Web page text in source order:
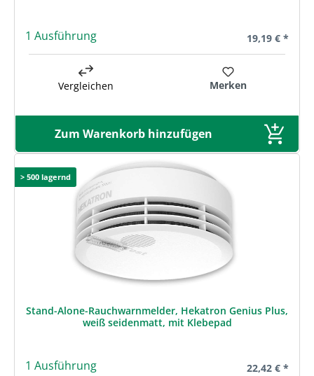
1 Ausführung Regulärer
19,19 € *
Vergleichen Merken
Zum Warenkorb hinzufügen
> 500 lagernd
Stand-Alone-Rauchwarnmelder, Hekatron Genius Plus,
weiß seidenmatt, mit Klebepad
1 Ausführung Regulärer
22,42 € *